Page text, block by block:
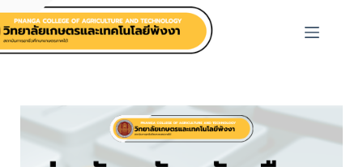
วิทยาลัยเกษตรและเทคโนโลยีพังงา เปิดรับสมัครลูกจ้าง
ชั่วคราว ตำแหน่งเจ้าหน้าที่ฝ่ายแผนงานฯ ประจำปี 2569